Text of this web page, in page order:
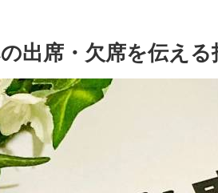
出席・欠席を伝え